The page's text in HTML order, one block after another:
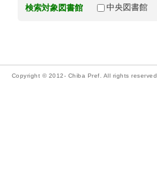
検索対象図書館 中央図書館
Copyright © 2012- Chiba Pref. All rights reserved.